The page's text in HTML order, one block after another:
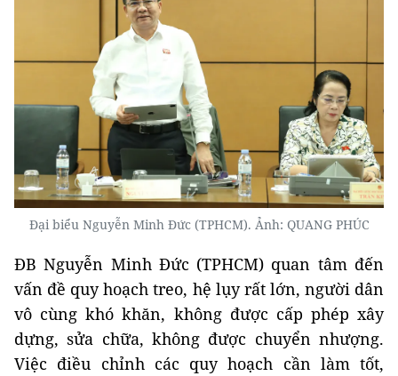
Đại biểu Nguyễn Minh Đức (TPHCM). Ảnh: QUANG PHÚC
ĐB Nguyễn Minh Đức (TPHCM) quan tâm đến
vấn đề quy hoạch treo, hệ lụy rất lớn, người dân
vô cùng khó khăn, không được cấp phép xây
dựng, sửa chữa, không được chuyển nhượng.
Việc điều chỉnh các quy hoạch cần làm tốt,